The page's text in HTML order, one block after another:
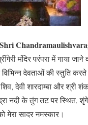
मंदिर परंपरा में गाया
विभिन्न देवताओं की स्तुति
देवी शारदाम्बा और श्री
नदी के तुंग तट पर स्थित,
मेरा सादर नमस्कार।